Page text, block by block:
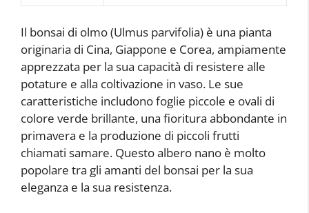
Il bonsai di olmo (Ulmus parvifolia) è una pianta
originaria di Cina, Giappone e Corea, ampiamente
apprezzata per la sua capacità di resistere alle
potature e alla coltivazione in vaso. Le sue
caratteristiche includono foglie piccole e ovali di
colore verde brillante, una fioritura abbondante in
primavera e la produzione di piccoli frutti
chiamati samare. Questo albero nano è molto
popolare tra gli amanti del bonsai per la sua
eleganza e la sua resistenza.